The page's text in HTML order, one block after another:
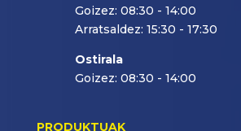
Goizez: 08:30 - 14:00
Arratsaldez: 15:30 - 17:30
Ostirala
Goizez: 08:30 - 14:00
PRODUKTUAK